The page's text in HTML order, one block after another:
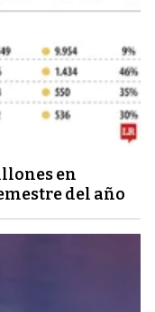
en
del año